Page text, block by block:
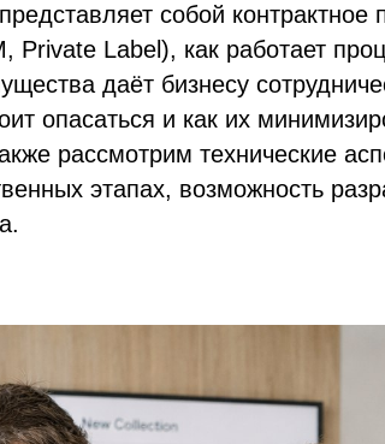
собой
Label), как работает
даёт бизнесу
опасаться и как их
рассмотрим технические
этапах, возможность